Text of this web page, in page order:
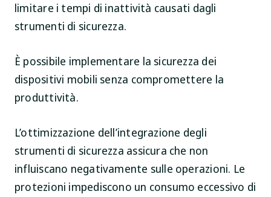
limitare i tempi di inattività causati dagli
strumenti di sicurezza.
È possibile implementare la sicurezza dei
dispositivi mobili senza compromettere la
produttività.
L’ottimizzazione dell’integrazione degli
strumenti di sicurezza assicura che non
influiscano negativamente sulle operazioni. Le
protezioni impediscono un consumo eccessivo di